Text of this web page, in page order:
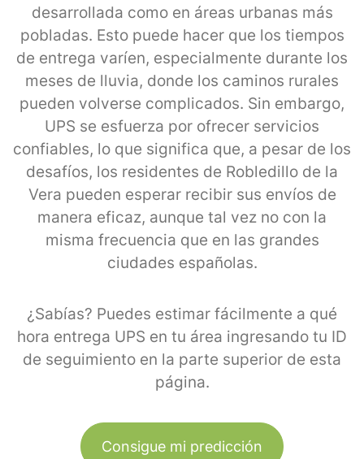
desarrollada como en áreas urbanas más
pobladas. Esto puede hacer que los tiempos
de entrega varíen, especialmente durante los
meses de lluvia, donde los caminos rurales
pueden volverse complicados. Sin embargo,
UPS se esfuerza por ofrecer servicios
confiables, lo que significa que, a pesar de los
desafíos, los residentes de Robledillo de la
Vera pueden esperar recibir sus envíos de
manera eficaz, aunque tal vez no con la
misma frecuencia que en las grandes
ciudades españolas.
¿Sabías? Puedes estimar fácilmente a qué
hora entrega UPS en tu área ingresando tu ID
de seguimiento en la parte superior de esta
página.
Consigue mi predicción